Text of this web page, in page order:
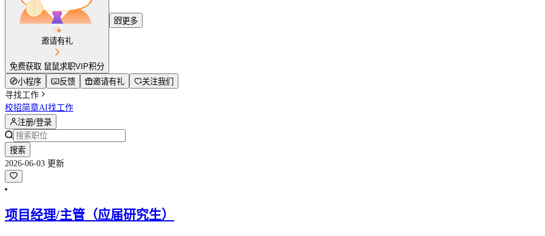
邀请有礼
免费获取 鼠鼠求职VIP积分
更多
小程序 反馈 邀请有礼
关注我们
寻找工作
校招简章AI找工作
注册/登录
搜索
2026-06-03 更新
项目经理/主管（应届研究生）